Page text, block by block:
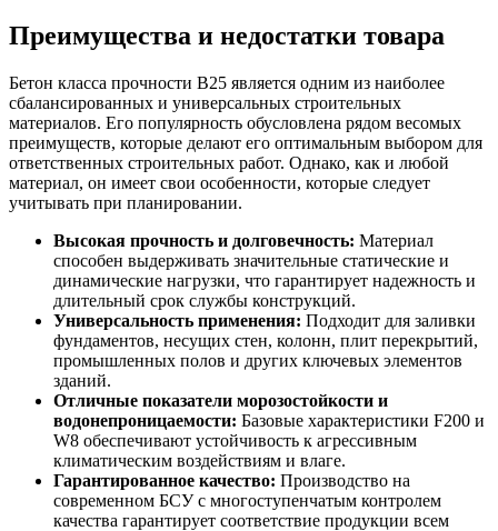
Преимущества и недостатки товара
Бетон класса прочности B25 является одним из наиболее
сбалансированных и универсальных строительных
материалов. Его популярность обусловлена рядом весомых
преимуществ, которые делают его оптимальным выбором для
ответственных строительных работ. Однако, как и любой
материал, он имеет свои особенности, которые следует
учитывать при планировании.
Высокая прочность и долговечность: Материал
способен выдерживать значительные статические и
динамические нагрузки, что гарантирует надежность и
длительный срок службы конструкций.
Универсальность применения: Подходит для заливки
фундаментов, несущих стен, колонн, плит перекрытий,
промышленных полов и других ключевых элементов
зданий.
Отличные показатели морозостойкости и
водонепроницаемости: Базовые характеристики F200 и
W8 обеспечивают устойчивость к агрессивным
климатическим воздействиям и влаге.
Гарантированное качество: Производство на
современном БСУ с многоступенчатым контролем
качества гарантирует соответствие продукции всем